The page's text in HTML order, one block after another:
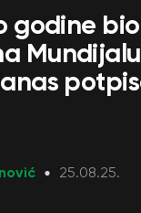
godine
25.08.25.